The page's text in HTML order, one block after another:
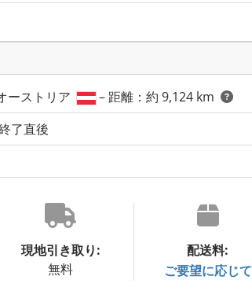
ーストリア
– 距離：約 9,124 km
了直後
現地引き取り:
無料
配送料:
ご要望に応じて